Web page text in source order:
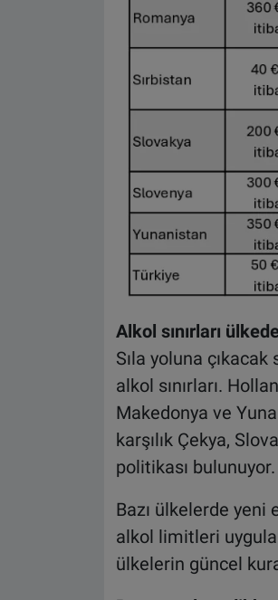
Alkol sınırları
Sıla yoluna
alkol sınırları.
Makedonya ve
karşılık Çekya,
politikası bulunuyor.
Bazı ülkelerde
alkol limitleri
ülkelerin güncel